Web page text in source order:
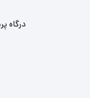
درگاه